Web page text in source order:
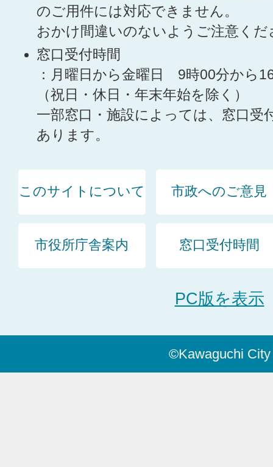
のご用件には対応できません。
おかけ間違いのないようご注意くだ
窓口受付時間
：月曜日から金曜日 9時00分から
（祝日・休日・年末年始を除く）
一部窓口・施設によっては、窓口受
あります。
このサイトについて 市政へのご意見
市役所庁舎案内 窓口受付時間
PC版を表示
©Kawaguchi City